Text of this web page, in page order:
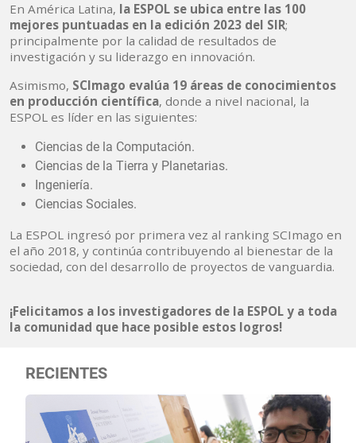
En América Latina, la ESPOL se ubica entre las 100
mejores puntuadas en la edición 2023 del SIR;
principalmente por la calidad de resultados de
investigación y su liderazgo en innovación.
Asimismo, SCImago evalúa 19 áreas de conocimientos
en producción científica, donde a nivel nacional, la
ESPOL es líder en las siguientes:
Ciencias de la Computación.
Ciencias de la Tierra y Planetarias.
Ingeniería.
Ciencias Sociales.
La ESPOL ingresó por primera vez al ranking SCImago en
el año 2018, y continúa contribuyendo al bienestar de la
sociedad, con del desarrollo de proyectos de vanguardia.
¡Felicitamos a los investigadores de la ESPOL y a toda
la comunidad que hace posible estos logros!
RECIENTES